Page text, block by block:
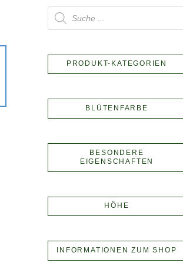
Products
search
PRODUKT-KATEGORIEN
BLÜTENFARBE
BESONDERE
EIGENSCHAFTEN
HÖHE
INFORMATIONEN ZUM SHOP